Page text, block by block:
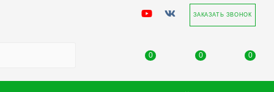
ЗАКАЗАТЬ ЗВОНОК
0 0 0